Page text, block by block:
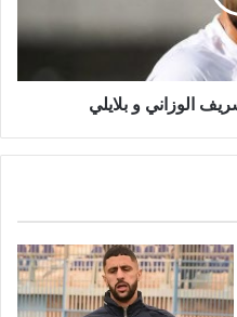
الوزاني و بلايلي